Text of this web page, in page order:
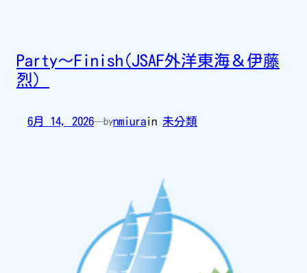
Party～Finish(JSAF外洋東海＆伊藤
烈）
6月 14, 2026—bynmiurain 未分類